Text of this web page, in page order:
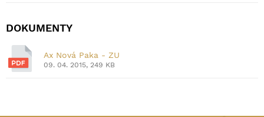
DOKUMENTY
Ax Nová Paka - ZU
09. 04. 2015, 249 KB